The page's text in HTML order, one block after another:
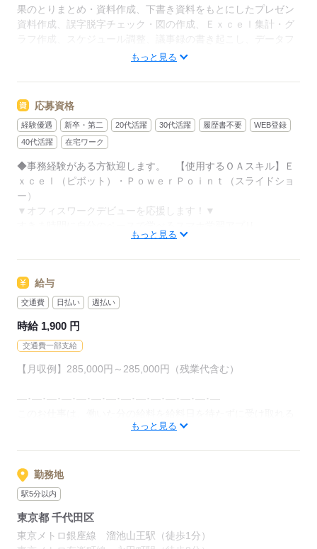
果のとりまとめ・資料作成、下書き資料をもとにしたプレゼン
資料作成、誤字脱字チェック・図の作成、Ｅｘｃｅｌ集計・グ
ォルダ格納など。 ※週４日在宅勤務あり。詳しくはお問い合
▼こちらのお仕事のほかにも
電話なしのコツコツ系データ入力や英語を使う事務、
大学やコールセンターなどのお仕事も扱っています。
在宅のお仕事があるエリアも☆
9月・10月スタートもご相談ください♪
応募する
もっと見る
応募資格
経験優遇 新卒・第二 20代活躍 30代活躍 履歴書不要
WEB登録
40代活躍
在宅ワーク
◆事務経験がある方歓迎します。 【使用するＯＡスキル】Ｅ
ｘｃｅｌ（ピボット）・ＰｏｗｅｒＰｏｉｎｔ（スライドショ
ー）
▼オフィスワークデビューを応援します！▼
「ぽけっと」など未経験の方を支えるサポートが充実◎
もっと見る
給与
交通費 日払い 週払い
時給 1,900 円
交通費一部支給
【月収例】285,000円～285,000円（残業代含む）
―･―･―･―･―･―･―･―･―･―･―･―･―･―
『速払いサービス』を利用できます（利用規定あり）
もっと見る
勤務地
駅5分以内
東京都 千代田区
東京メトロ銀座線 溜池山王駅（徒歩1分）